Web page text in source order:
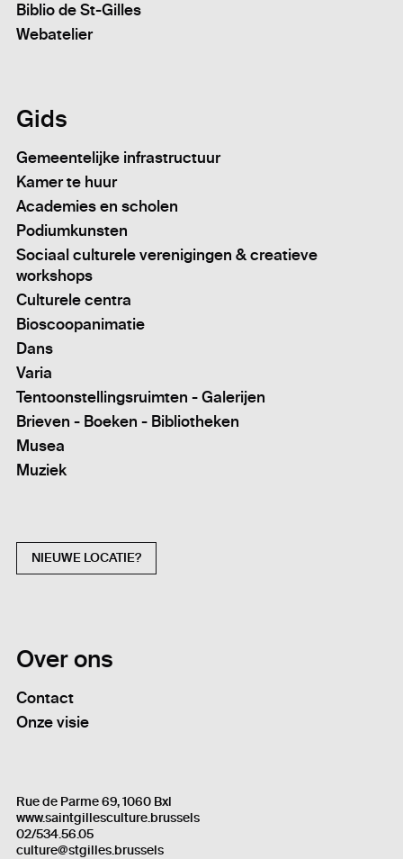
Biblio de St-Gilles
Webatelier
Gids
Gemeentelijke infrastructuur
Kamer te huur
Academies en scholen
Podiumkunsten
Sociaal culturele verenigingen & creatieve
workshops
Culturele centra
Bioscoopanimatie
Dans
Varia
Tentoonstellingsruimten - Galerijen
Brieven - Boeken - Bibliotheken
Musea
Muziek
NIEUWE LOCATIE?
Over ons
Contact
Onze visie
Rue de Parme 69, 1060 Bxl
www.saintgillesculture.brussels
02/534.56.05
culture@stgilles.brussels